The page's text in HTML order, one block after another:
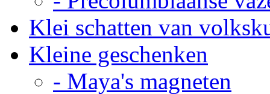
Klei schatten van
Kleine geschenken
- Maya's magneten